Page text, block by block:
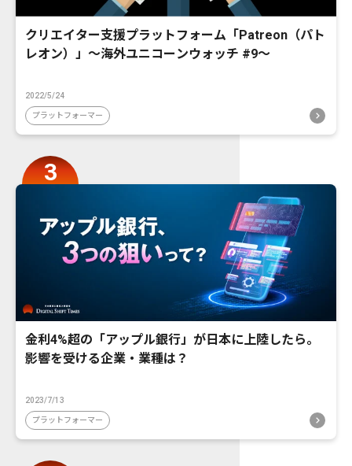
クリエイター支援プラットフォーム「Patreon（パト
レオン）」〜海外ユニコーンウォッチ #9〜
2022/5/24
プラットフォーマー
金利4%超の「アップル銀行」が日本に上陸したら。
影響を受ける企業・業種は？
2023/7/13
プラットフォーマー